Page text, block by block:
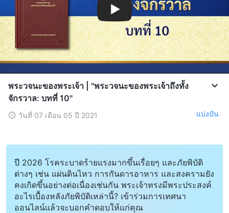
พระวจนะของพระเจ้า | "พระวจนะของพระเจ้าถึงทั้ง
จักรวาล: บทที่ 10"
วันที่ 07 เดือน 05 ปี 2021 แบ่งปัน
ปี 2026 โรคระบาดร้ายแรงมากขึ้นเรื่อยๆ และภัยพิบัติ
ต่างๆ เช่น แผ่นดินไหว การกันดารอาหาร และสงครามยัง
คงเกิดขึ้นอย่างต่อเนื่องเช่นกัน พระเจ้าทรงมีพระประสงค์
อะไรเบื้องหลังภัยพิบัติเหล่านี้? เข้าร่วมการเทศนา
ออนไลน์แล้วจะบอกคำตอบให้แก่คุณ